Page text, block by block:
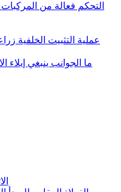
التحكم فعالة من
عملية التثبيت الخلفية
ما الجوانب ينبغي